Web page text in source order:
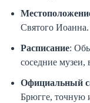
Святого
Расписание:
соседние музеи,
Официальный
Брюгге, точную